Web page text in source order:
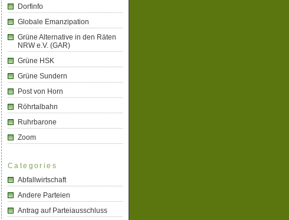
Dorfinfo
Globale Emanzipation
Grüne Alternative in den Räten
NRW e.V. (GAR)
Grüne HSK
Grüne Sundern
Post von Horn
Röhrtalbahn
Ruhrbarone
Zoom
Categories
Abfallwirtschaft
Andere Parteien
Antrag auf Parteiausschluss